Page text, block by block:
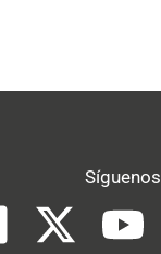
Síguenos